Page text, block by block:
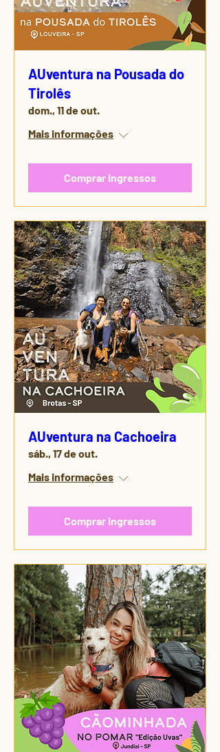
AUventura na Pousada do
Tirolês
dom., 11 de out.
Mais informações
Comprar ingressos
AUventura na Cachoeira
sáb., 17 de out.
Mais informações
Comprar ingressos